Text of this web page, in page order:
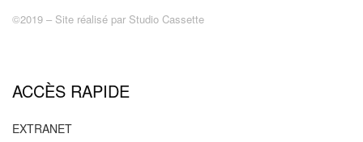
©2019 – Site réalisé par Studio Cassette
ACCÈS RAPIDE
EXTRANET